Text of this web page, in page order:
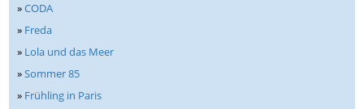
»CODA
» Freda
» Lola und das Meer
»Sommer 85
» Frühling in Paris